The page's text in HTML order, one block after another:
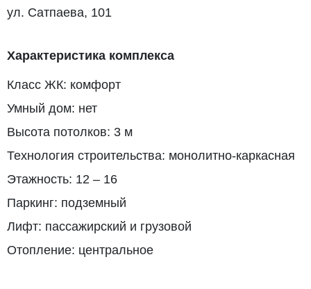
ул. Сатпаева, 101
Характеристика комплекса
Класс ЖК: комфорт
Умный дом: нет
Высота потолков: 3 м
Технология строительства: монолитно-каркасная
Этажность: 12 – 16
Паркинг: подземный
Лифт: пассажирский и грузовой
Отопление: центральное